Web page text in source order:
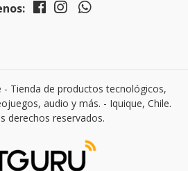
Tienda de productos tecnológicos,
audio y más. - Iquique, Chile.
derechos reservados.